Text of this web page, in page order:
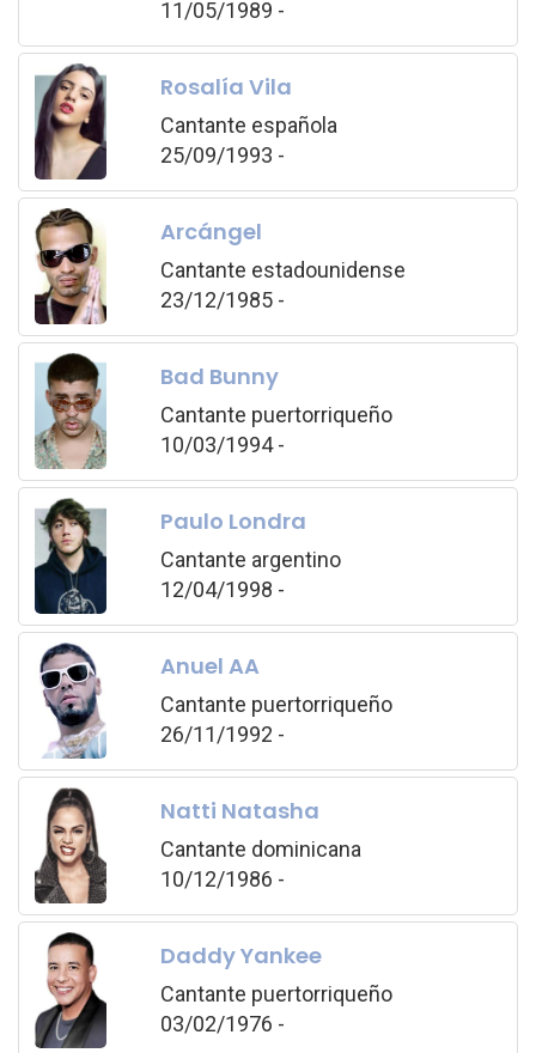
11/05/1989 -
Rosalía Vila
Cantante española
25/09/1993 -
Arcángel
Cantante estadounidense
23/12/1985 -
Bad Bunny
Cantante puertorriqueño
10/03/1994 -
Paulo Londra
Cantante argentino
12/04/1998 -
Anuel AA
Cantante puertorriqueño
26/11/1992 -
Natti Natasha
Cantante dominicana
10/12/1986 -
Daddy Yankee
Cantante puertorriqueño
03/02/1976 -